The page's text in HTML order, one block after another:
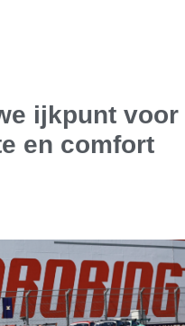
ijkpunt voor
en comfort